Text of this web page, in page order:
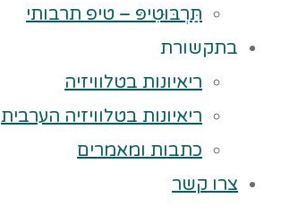
תַּרְבּוּטִיפּ – טיפ תרבותי
בתקשורת
ריאיונות בטלוויזיה
ריאיונות בטלוויזיה הערבית
כתבות ומאמרים
צרו קשר